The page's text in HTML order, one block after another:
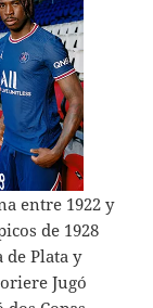
entre 1922 y
de 1928
Plata y
Jugó